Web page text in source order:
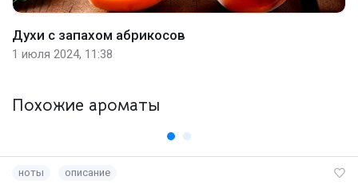
Духи с запахом абрикосов
1 июля 2024, 11:38
Похожие ароматы
ноты описание